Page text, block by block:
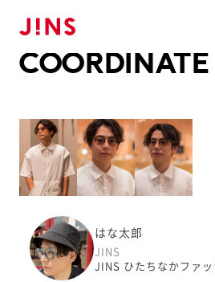
COORDINATE
はな太郎
JINS
JINS ひたちなかファ